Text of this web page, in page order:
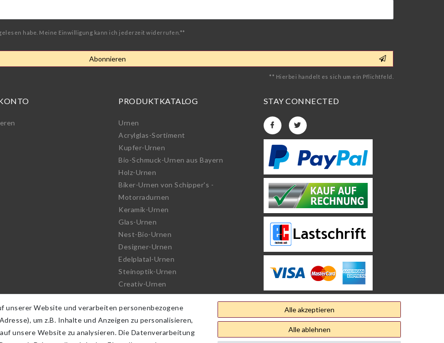
habe. Meine Einwilligung kann ich jederzeit widerrufen.**
Abonnieren
** Hierbei handelt es sich um ein Pflichtfeld.
PRODUKTKATALOG
Urnen
Acrylglas-Sortiment
Kupfer-Urnen
Bio-Schmuck-Urnen aus Bayern
Holz-Urnen
Biker-Urnen von Schipper's -
Motorradurnen
Keramik-Urnen
Glas-Urnen
Nest-Bio-Urnen
Designer-Urnen
Edelplatal-Urnen
Steinoptik-Urnen
Creativ-Urnen
See-Urnen
Bio-Urnen
Haute Couture Urnen
STAY CONNECTED
unserer Website und verarbeiten personenbezogene
um z.B. Inhalte und Anzeigen zu personalisieren,
unsere Website zu analysieren. Die Datenverarbeitung
Alle akzeptieren
Alle ablehnen